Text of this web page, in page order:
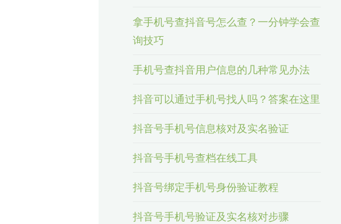
拿手机号查抖音号怎么查？一分钟学会查
询技巧
手机号查抖音用户信息的几种常见办法
抖音可以通过手机号找人吗？答案在这里
抖音号手机号信息核对及实名验证
抖音号手机号查档在线工具
抖音号绑定手机号身份验证教程
抖音号手机号验证及实名核对步骤